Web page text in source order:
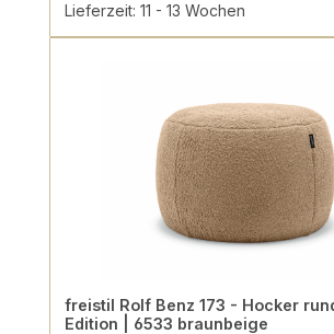
Lieferzeit: 11 - 13 Wochen
freistil Rolf Benz 173 - Hocker
Edition | 6533 braunbeige